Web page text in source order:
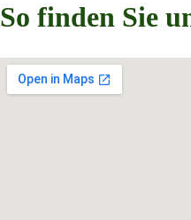
So finden Sie